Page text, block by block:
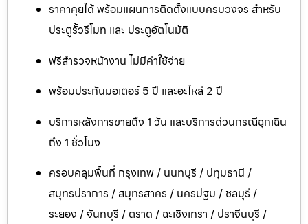
ราคาคุยได้ พร้อมแผนการติดตั้งแบบครบวงจร สำหรับ
ประตูรั้วรีโมท และ ประตูอัตโนมัติ
ฟรีสำรวจหน้างาน ไม่มีค่าใช้จ่าย
พร้อมประกันมอเตอร์ 5 ปี และอะไหล่ 2 ปี
บริการหลังการขายถึง 1 วัน และบริการด่วนกรณีฉุกเฉิน
ถึง 1 ชั่วโมง
ครอบคลุมพื้นที่ กรุงเทพ / นนทบุรี / ปทุมธานี /
สมุทรปราการ / สมุทรสาคร / นครปฐม / ชลบุรี /
ระยอง / จันทบุรี / ตราด / ฉะเชิงเทรา / ปราจีนบุรี /